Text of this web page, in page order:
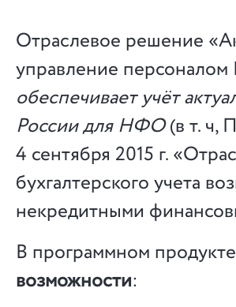
Отраслевое решение
управление
обеспечивает учёт
России для НФО(в т. ч,
4 сентября 2015 г.
бухгалтерского учета
некредитными
В программном
возможности: